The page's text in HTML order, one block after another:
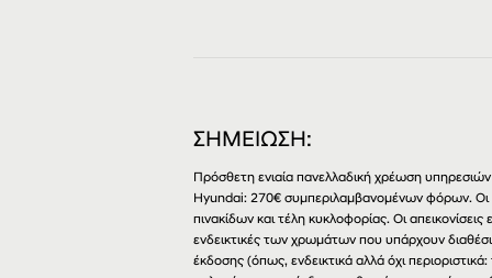
ΣΗΜΕΙΩΣΗ:
Πρόσθετη ενιαία πανελλαδική χρέωση
Hyundai: 270€ συμπεριλαμβανομένων φόρων.
πινακίδων και τέλη κυκλοφορίας. Οι
ενδεικτικές των χρωμάτων που υπάρχουν
έκδοσης (όπως, ενδεικτικά αλλά όχι